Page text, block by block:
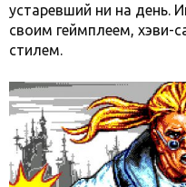
устаревший ни на день.
своим геймплеем, хэви-
стилем.